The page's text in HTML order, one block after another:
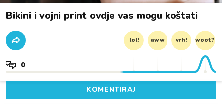
Bikini i vojni print ovdje vas mogu koštati
lol! aww vrh! woot?!
0
KOMENTIRAJ